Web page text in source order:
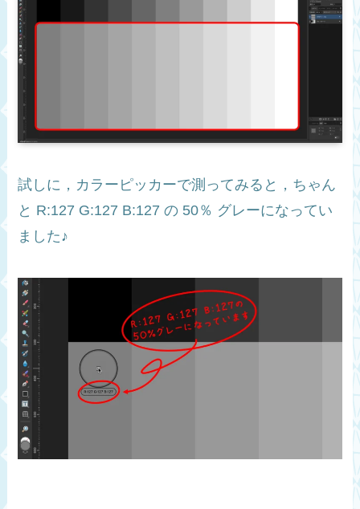
試しに，カラーピッカーで測ってみると，ちゃん
と R:127 G:127 B:127 の 50％ グレーになってい
ました♪